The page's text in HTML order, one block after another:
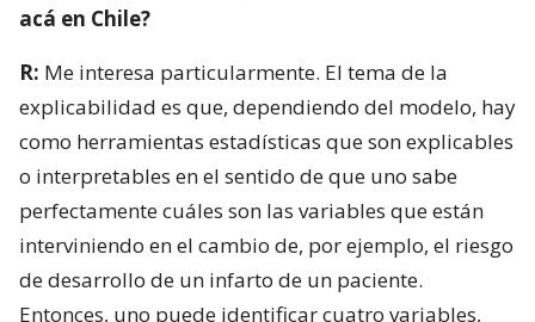
acá en Chile?
R: Me interesa particularmente. El tema de la
explicabilidad es que, dependiendo del modelo, hay
como herramientas estadísticas que son explicables
o interpretables en el sentido de que uno sabe
perfectamente cuáles son las variables que están
interviniendo en el cambio de, por ejemplo, el riesgo
de desarrollo de un infarto de un paciente.
Entonces, uno puede identificar cuatro variables,